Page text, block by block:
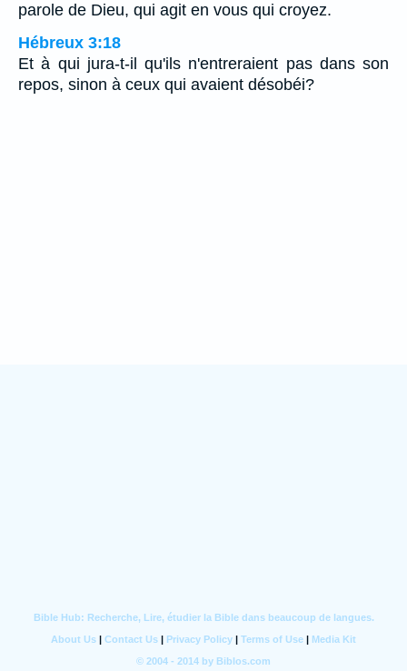
parole de Dieu, qui agit en vous qui croyez.
Hébreux 3:18
Et à qui jura-t-il qu'ils n'entreraient pas dans son
repos, sinon à ceux qui avaient désobéi?